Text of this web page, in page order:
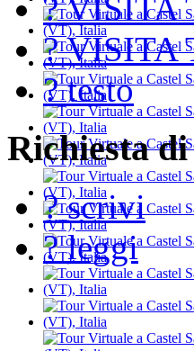
? VISITA
? VISITA
? testo
Richiesta
? scrivi
? leggi